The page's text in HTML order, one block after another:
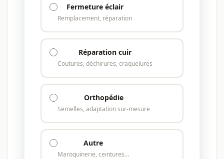
Fermeture éclair
Remplacement, réparation
Réparation cuir
Coutures, déchirures, craquelures
Orthopédie
Semelles, adaptation sur-mesure
Autre
Maroquinerie, ceintures…